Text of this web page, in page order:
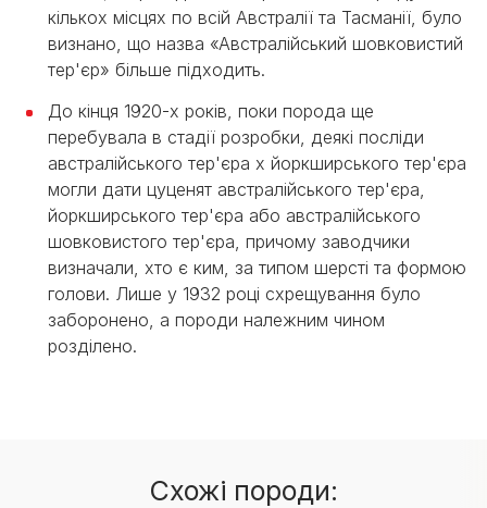
кількох місцях по всій Австралії та Тасманії, було
визнано, що назва «Австралійський шовковистий
тер'єр» більше підходить.
До кінця 1920-х років, поки порода ще
перебувала в стадії розробки, деякі посліди
австралійського тер'єра х йоркширського тер'єра
могли дати цуценят австралійського тер'єра,
йоркширського тер'єра або австралійського
шовковистого тер'єра, причому заводчики
визначали, хто є ким, за типом шерсті та формою
голови. Лише у 1932 році схрещування було
заборонено, а породи належним чином
розділено.
Схожі породи: